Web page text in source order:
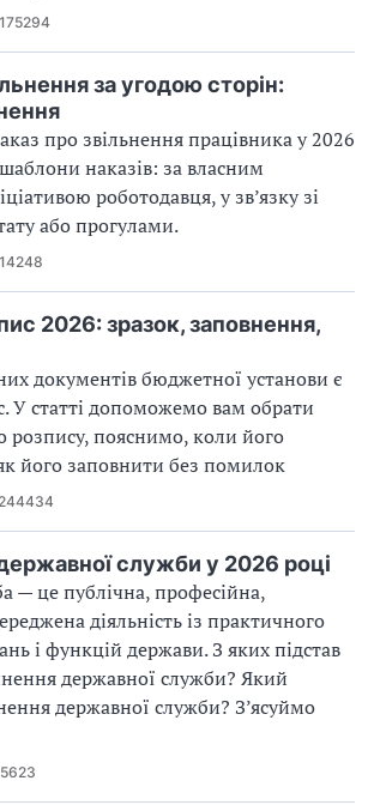
175294
за угодою сторін:
про звільнення працівника у 2026
наказів: за власним
роботодавця, у зв’язку зі
або прогулами.
14248
2026: зразок, заповнення,
документів бюджетної установи є
У статті допоможемо вам обрати
пояснимо, коли його
його заповнити без помилок
244434
служби у 2026 році
— це публічна, професійна,
діяльність із практичного
і функцій держави. З яких підстав
державної служби? Який
державної служби? З’ясуймо